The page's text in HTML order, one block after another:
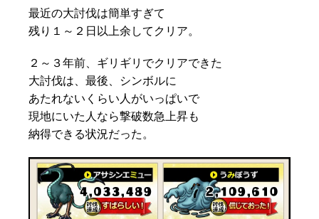
最近の大討伐は簡単すぎて
残り１～２日以上余してクリア。
２～３年前、ギリギリでクリアできた
大討伐は、最後、シンボルに
あたれないくらい人がいっぱいで
現地にいた人なら撃破数急上昇も
納得できる状況だった。